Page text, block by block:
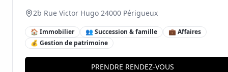
2b Rue Victor Hugo 24000 Périgueux
🏠 Immobilier 👥 Succession & famille
💼 Affaires
💰 Gestion de patrimoine
PRENDRE RENDEZ-VOUS